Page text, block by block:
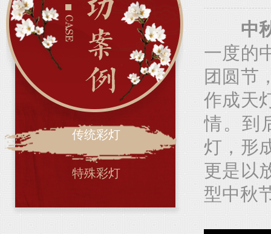
传统彩灯
特殊彩灯
中
一度的
团圆节
作成天
情。到
灯，形
更是以
型中秋